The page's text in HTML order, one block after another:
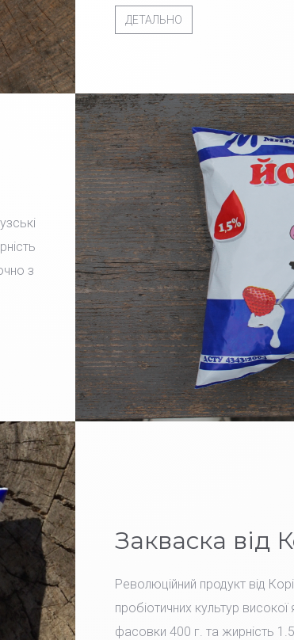
ДЕТАЛЬНО
з
Закваска від
Революційний продукт від
пробіотичних культур високої
фасовки 400 г. та жирність